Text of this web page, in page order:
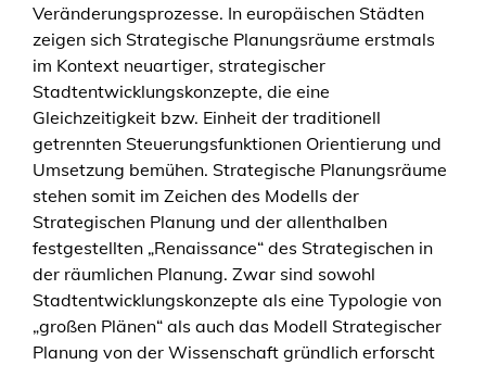
Veränderungsprozesse. In europäischen Städten
zeigen sich Strategische Planungsräume erstmals
im Kontext neuartiger, strategischer
Stadtentwicklungskonzepte, die eine
Gleichzeitigkeit bzw. Einheit der traditionell
getrennten Steuerungsfunktionen Orientierung und
Umsetzung bemühen. Strategische Planungsräume
stehen somit im Zeichen des Modells der
Strategischen Planung und der allenthalben
festgestellten „Renaissance“ des Strategischen in
der räumlichen Planung. Zwar sind sowohl
Stadtentwicklungskonzepte als eine Typologie von
„großen Plänen“ als auch das Modell Strategischer
Planung von der Wissenschaft gründlich erforscht